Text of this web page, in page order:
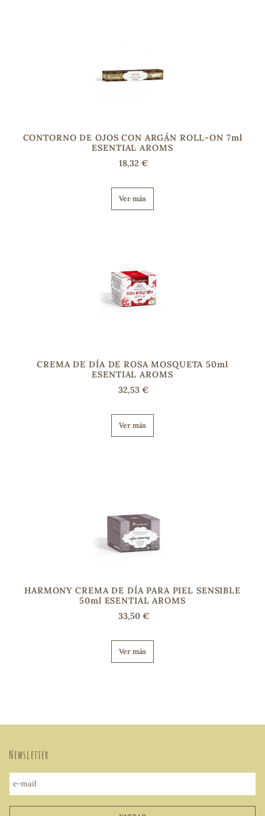
CONTORNO DE OJOS CON ARGÁN ROLL-ON 7ml
ESENTIAL AROMS
18,32 €
Ver más
CREMA DE DÍA DE ROSA MOSQUETA 50ml
ESENTIAL AROMS
32,53 €
Ver más
HARMONY CREMA DE DÍA PARA PIEL SENSIBLE
50ml ESENTIAL AROMS
33,50 €
Ver más
Newsletter
e-mail